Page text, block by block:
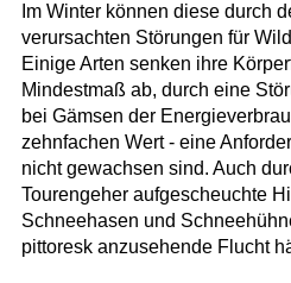
Im Winter können diese durch
verursachten Störungen für
Einige Arten senken ihre
Mindestmaß ab, durch eine
bei Gämsen der
zehnfachen Wert - eine
nicht gewachsen sind. Auch
Tourengeher aufgescheuchte
Schneehasen und
pittoresk anzusehende Flucht